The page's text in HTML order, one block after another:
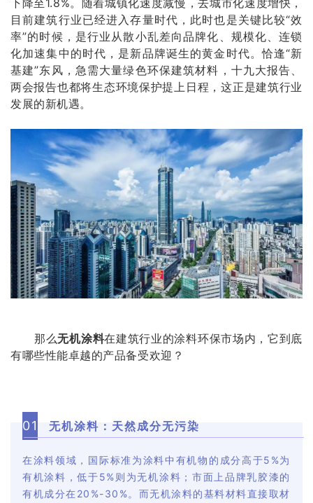
目前建筑行业已经进入存量时代，此时也是关键比较“效
率”的时候，是行业从散小乱差向品牌化、规模化、连锁
化加速集中的时代，是新品牌诞生的黄金时代。恰逢“新
基建”东风，急需大量绿色环保建筑材料，十九大报告、
两会报告也都将生态环境保护提上日程，这正是建筑行业
发展的新机遇。
那么无机涂料在建筑行业的涂料环保市场内，它到底
有哪些性能卓越的产品备受欢迎？
01 无机涂料：天然成分无污染
在涂料领域，国际标准为涂料中有机物的成分高于5%为
有机涂料，低于5%则为无机涂料；市面上品牌乳胶漆的
有机成分在20%-30%。而无机涂料的基料材料直接取材